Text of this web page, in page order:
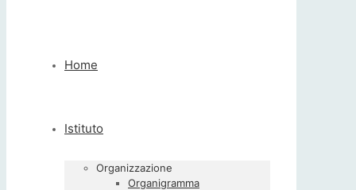
Home
Istituto
Organizzazione
Organigramma